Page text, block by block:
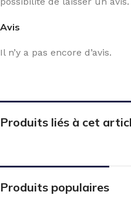
Avis
Il n’y a pas encore d’avis.
Produits liés à cet
Produits populaires